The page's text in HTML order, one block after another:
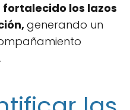
fortalecido los lazos
generando un